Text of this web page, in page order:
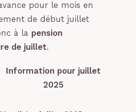
pour le mois en
de début juillet
à la pension
de juillet.
Information pour juillet
2025